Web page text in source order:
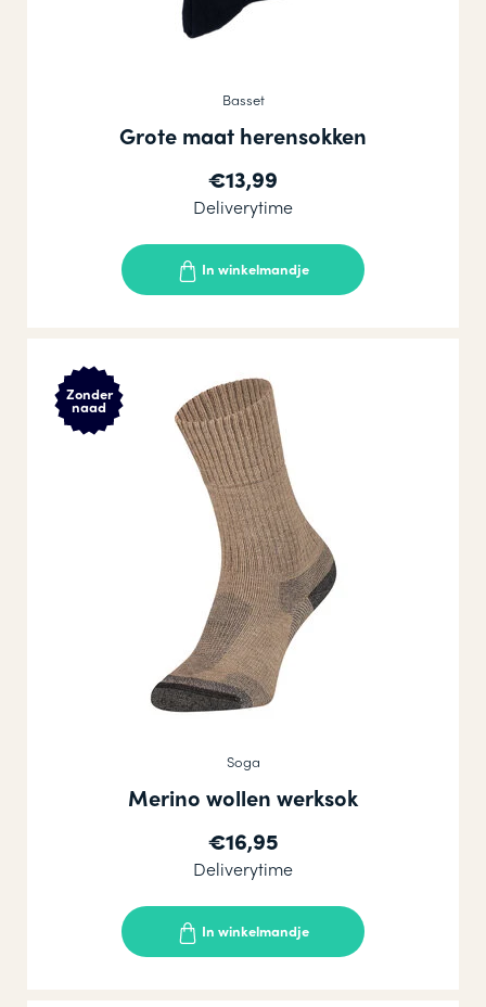
Basset
Grote maat herensokken
€13,99
Deliverytime
In winkelmandje
Zonder
naad
Soga
Merino wollen werksok
€16,95
Deliverytime
In winkelmandje